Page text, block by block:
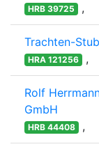
HRB 39725 ,
Trachten-
HRA 121256 ,
Rolf
GmbH
HRB 44408 ,